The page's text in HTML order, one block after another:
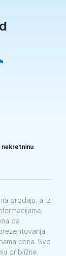
nekretninu
prodaju, a iz
da
cena. Sve
približne.